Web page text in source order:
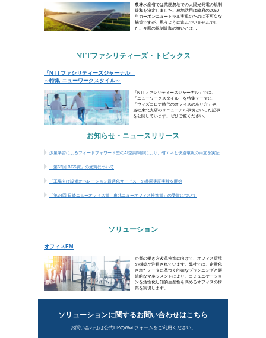
耐え、楽しい時は油断しないように
知れば知るほど奥深い、お茶の楽しみ方
ビジネスコラム
荒廃農地への太陽光パネル設置を規制緩和で推進
NTTファシリティーズ・トピックス
「NTTファシリティーズジャーナル」～特集 ニ
お知らせ・ニュースリリース
少量学習によるフィードフォワード型のAI空調
「第62回 BCS賞」の受賞について
「工場向け設備オペレーション最適化サービス
ソリューション
新着ホリ